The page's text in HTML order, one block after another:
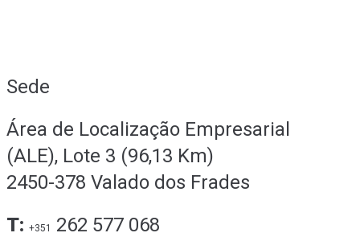
Sede
Área de Localização Empresarial
(ALE), Lote 3 (96,13 Km)
2450-378 Valado dos Frades
T: +351
262 577 068